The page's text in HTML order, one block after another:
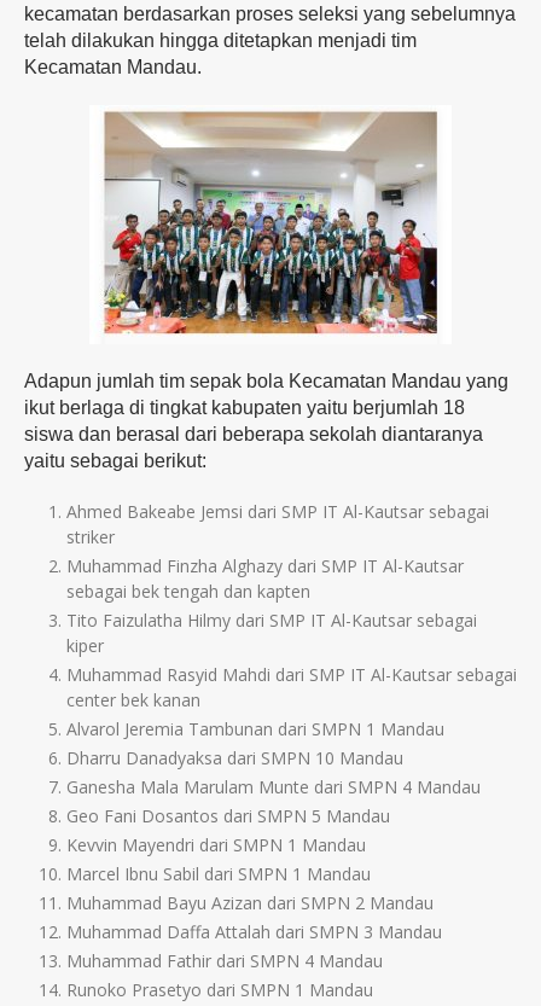
kecamatan berdasarkan proses seleksi yang sebelumnya
telah dilakukan hingga ditetapkan menjadi tim
Kecamatan Mandau.
Adapun jumlah tim sepak bola Kecamatan Mandau yang
ikut berlaga di tingkat kabupaten yaitu berjumlah 18
siswa dan berasal dari beberapa sekolah diantaranya
yaitu sebagai berikut:
Ahmed Bakeabe Jemsi dari SMP IT Al-Kautsar sebagai
striker
Muhammad Finzha Alghazy dari SMP IT Al-Kautsar
sebagai bek tengah dan kapten
Tito Faizulatha Hilmy dari SMP IT Al-Kautsar sebagai
kiper
Muhammad Rasyid Mahdi dari SMP IT Al-Kautsar sebagai
center bek kanan
Alvarol Jeremia Tambunan dari SMPN 1 Mandau
Dharru Danadyaksa dari SMPN 10 Mandau
Ganesha Mala Marulam Munte dari SMPN 4 Mandau
Geo Fani Dosantos dari SMPN 5 Mandau
Kevvin Mayendri dari SMPN 1 Mandau
Marcel Ibnu Sabil dari SMPN 1 Mandau
Muhammad Bayu Azizan dari SMPN 2 Mandau
Muhammad Daffa Attalah dari SMPN 3 Mandau
Muhammad Fathir dari SMPN 4 Mandau
Runoko Prasetyo dari SMPN 1 Mandau